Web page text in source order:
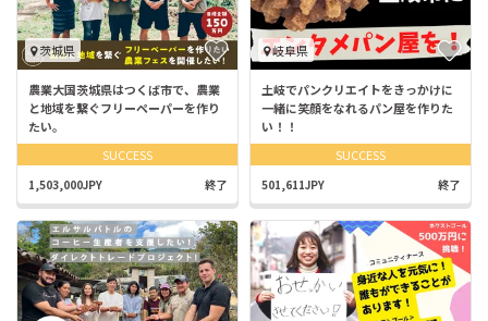
茨城県
農業大国茨城県はつくば市で、農業
と地域を繋ぐフリーペーパーを作り
たい。
SUCCESS
1,503,000JPY 終了
岐阜県
土岐でパンクリエイトをきっかけに
一緒に笑顔をなれるパン屋を作りた
い！！
SUCCESS
501,611JPY 終了